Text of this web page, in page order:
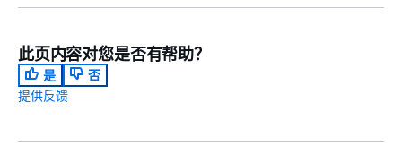
此页内容对您是否有帮助？
是
否
提供反馈